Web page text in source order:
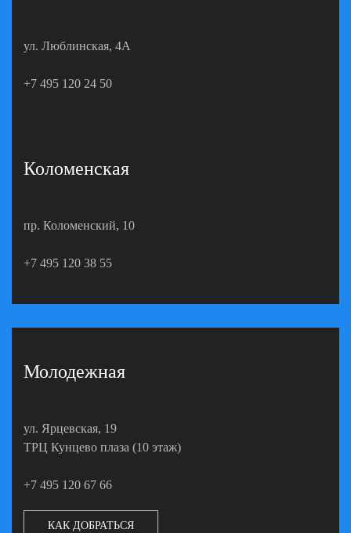
ул. Люблинская, 4А
+7 495 120 24 50
Коломенская
пр. Коломенский, 10
+7 495 120 38 55
Молодежная
ул. Ярцевская, 19
ТРЦ Кунцево плаза (10 этаж)
+7 495 120 67 66
КАК ДОБРАТЬСЯ